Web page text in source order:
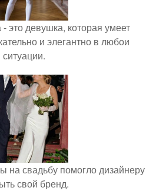
это девушка, которая умеет
и элегантно в любои
ситуации.
на свадьбу помогло дизайнеру
свой бренд.